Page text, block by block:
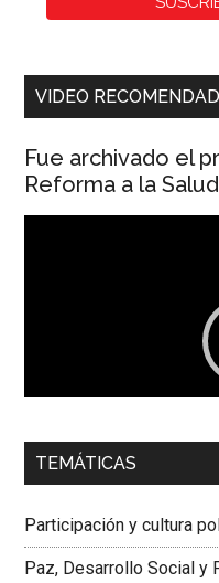
VIDEO
Fue archivado el
Reforma a la Salud
00:00
Dra. Carolina Corcho
Colombiana
TEMÁTICAS
Participación y cultura
Paz, Desarrollo Social y